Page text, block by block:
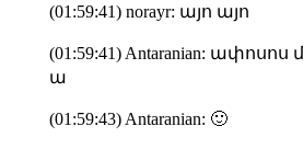
(01:59:41) norayr: այո այո
(01:59:41) Antaranian:
ա
(01:59:43) Antaranian: 🙂